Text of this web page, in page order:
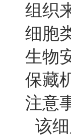
组织
细胞
生物
保藏
注意
该